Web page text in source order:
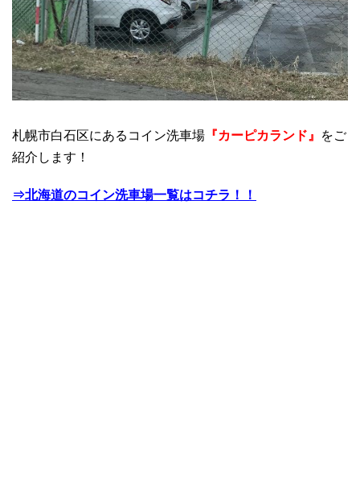
札幌市白石区にあるコイン洗車場 『カーピカランド』
をご
紹介します！
⇒北海道のコイン洗車場一覧はコチラ！！